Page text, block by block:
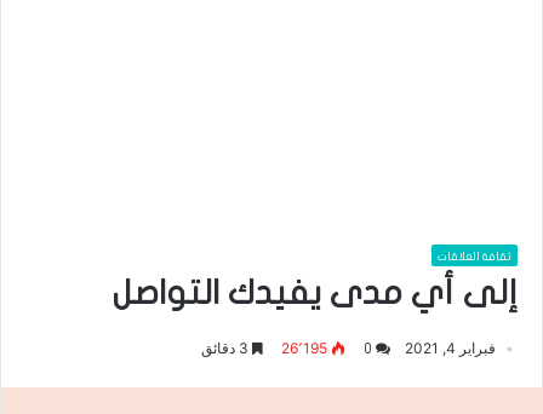
ثقافة العلاقات
إلى أي مدى يفيدك التواصل
فبراير 4, 2021 26٬195